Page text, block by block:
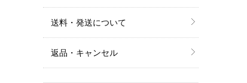
送料・発送について
返品・キャンセル